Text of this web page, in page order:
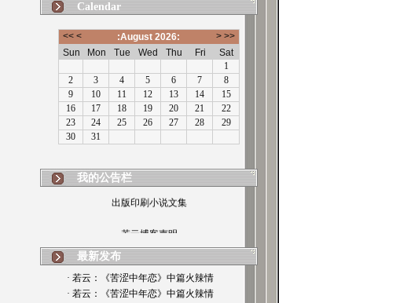
Calendar
我的公告栏
最新发布
· 若云：《苦涩中年恋》中篇火辣情
· 若云：《苦涩中年恋》中篇火辣情